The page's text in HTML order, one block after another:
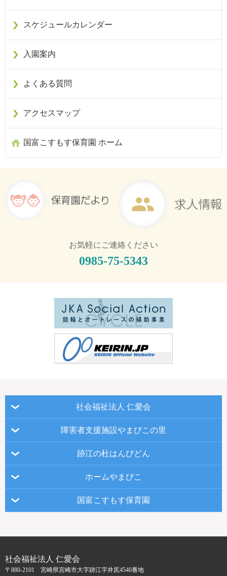
スケジュールカレンダー
入園案内
よくある質問
アクセスマップ
国富こすもす保育園 ホーム
お気軽にご連絡ください
0985-75-5343
社会福祉法人 仁愛会
障害者支援施設やまびこの里
跡江の杜はんぴどん
ホームやまびこ
国富こすもす保育園
社会福祉法人 仁愛会
〒880-2101 宮崎県宮崎市大字跡江字井尻4540番地